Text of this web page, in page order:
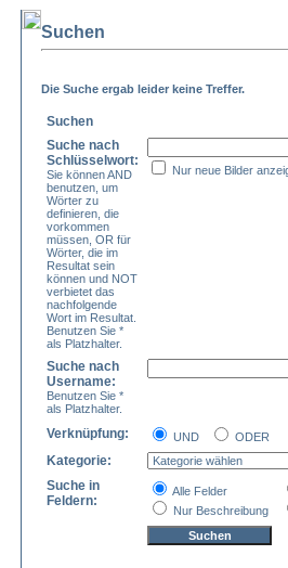
Suchen
Die Suche ergab leider keine Treffer.
Suchen
Suche nach
Schlüsselwort:
Sie können AND
benutzen, um
Wörter zu
definieren, die
vorkommen
müssen, OR für
Wörter, die im
Resultat sein
können und NOT
verbietet das
nachfolgende
Wort im Resultat.
Benutzen Sie *
als Platzhalter.
Nur neue Bilder
Suche nach
Username:
Benutzen Sie *
als Platzhalter.
Verknüpfung: UND ODER
Kategorie:
Suche in
Feldern:
Alle Felder
Nur Beschreibung